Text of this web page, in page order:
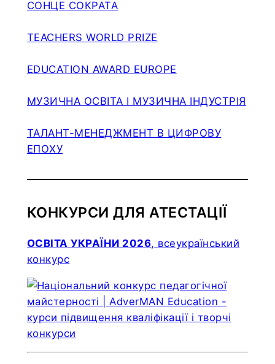
СОНЦЕ СОКРАТА
TEACHERS WORLD PRIZE
EDUCATION AWARD EUROPE
МУЗИЧНА ОСВІТА І МУЗИЧНА ІНДУСТРІЯ
ТАЛАНТ-МЕНЕДЖМЕНТ В ЦИФРОВУ
ЕПОХУ
КОНКУРСИ ДЛЯ АТЕСТАЦІЇ
ОСВІТА УКРАЇНИ 2026, всеукраїнський
конкурс